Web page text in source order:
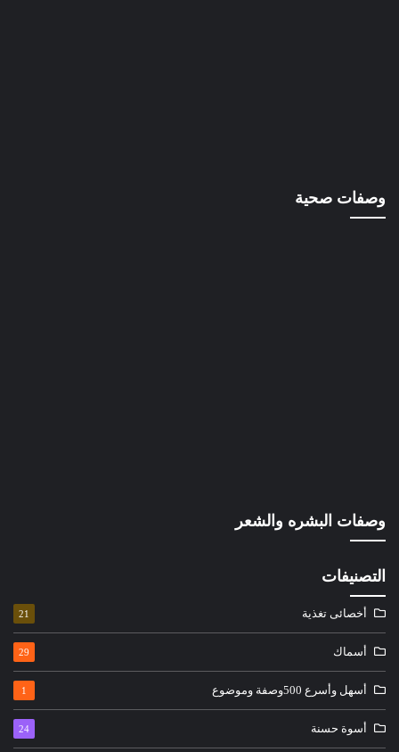
وصفات صحية
وصفات البشره والشعر
التصنيفات
أخصائى تغذية 21
أسماك 29
أسهل وأسرع 500وصفة وموضوع 1
أسوة حسنة 24